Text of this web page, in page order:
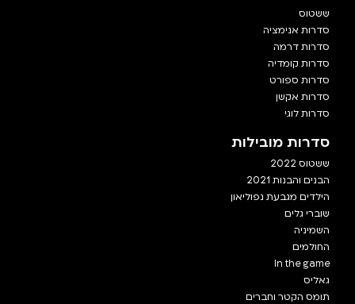
ששטוס
סדרות אנימציה
סדרות דרמה
סדרות קומדיה
סדרות ספורט
סדרות אקשן
סדרות לוגי
סדרות מובילות
ששטוס 2022
הבנים והבנות 2021
הילדים מגבעת נפוליאון
שוברי גלים
השמיניה
החולמים
In the game
גאליס
תומס הקטר וחברים